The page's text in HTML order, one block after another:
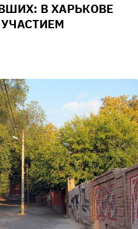
В ХАРЬКОВЕ